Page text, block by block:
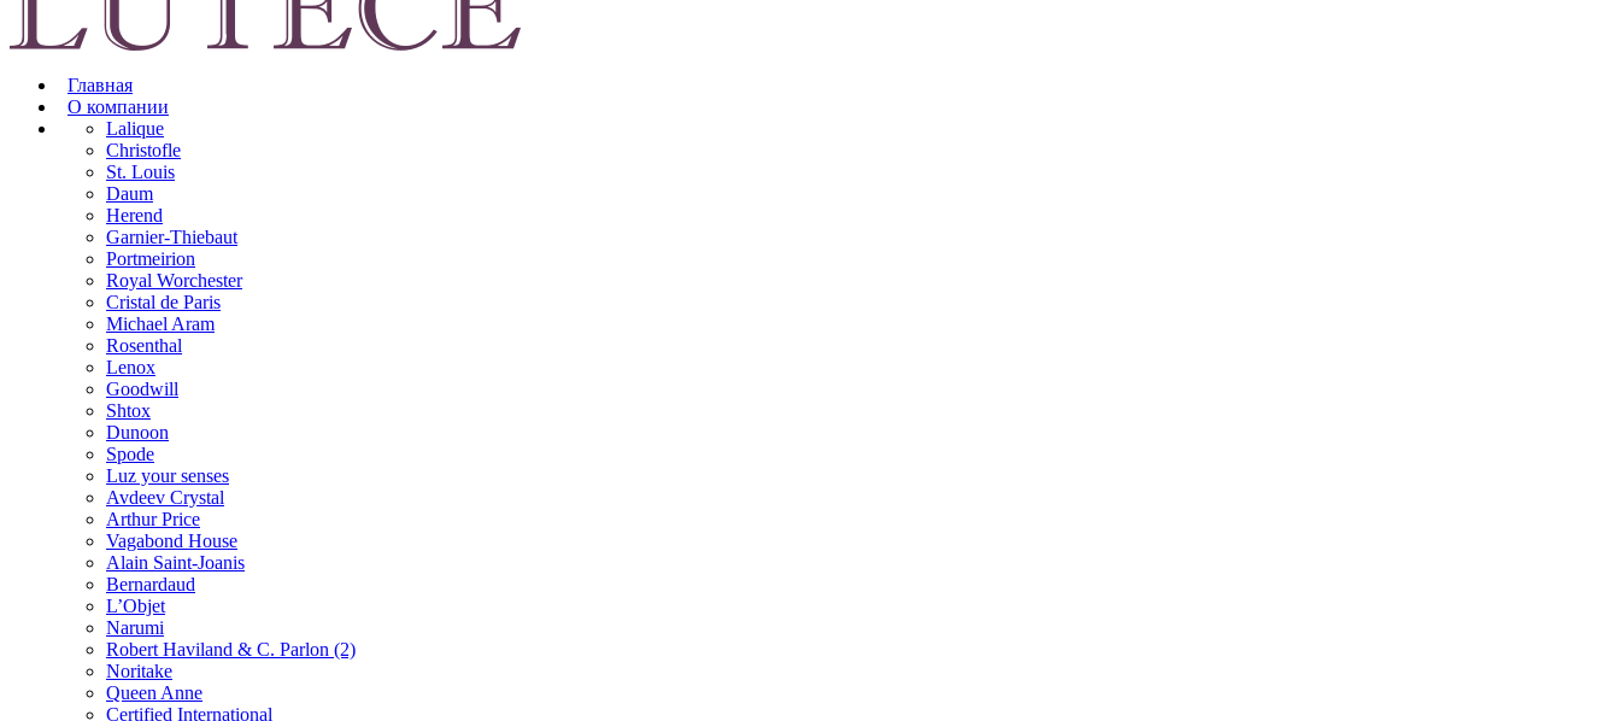
Главная
О компании
Lalique
Christofle
St. Louis
Daum
Herend
Garnier-Thiebaut
Portmeirion
Royal Worchester
Cristal de Paris
Michael Aram
Rosenthal
Lenox
Goodwill
Shtox
Dunoon
Spode
Luz your senses
Avdeev Crystal
Arthur Price
Vagabond House
Alain Saint-Joanis
Bernardaud
L’Objet
Narumi
Robert Haviland & C. Parlon (2)
Noritakе
Queen Anne
Certified International